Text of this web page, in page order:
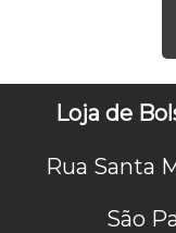
Loja de
Rua Santa
São